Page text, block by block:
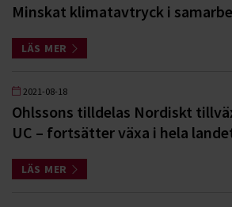
Minskat klimatavtryck i
LÄS MER
2021-08-18
Ohlssons tilldelas Nordiskt
UC – fortsätter växa i hela
LÄS MER